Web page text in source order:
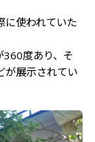
に使われていた
360度あり、そ
が展示されてい